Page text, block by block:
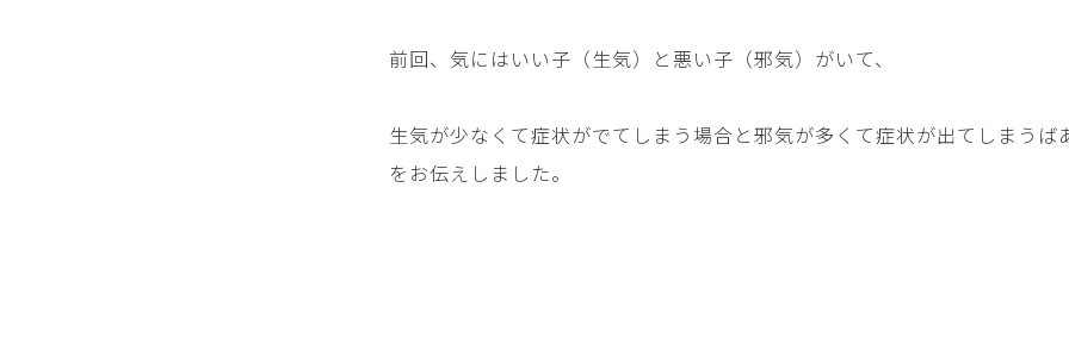
前回、気にはいい子（生気）と悪い子（邪気）がいて、
生気が少なくて症状がでてしまう場合と邪気が多くて症状が出てしまうば
をお伝えしました。